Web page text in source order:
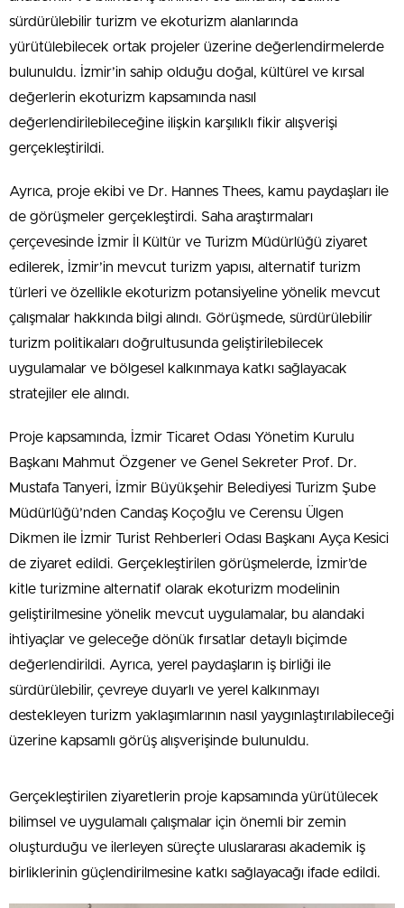
sürdürülebilir turizm ve ekoturizm alanlarında
yürütülebilecek ortak projeler üzerine değerlendirmelerde
bulunuldu. İzmir’in sahip olduğu doğal, kültürel ve kırsal
değerlerin ekoturizm kapsamında nasıl
değerlendirilebileceğine ilişkin karşılıklı fikir alışverişi
gerçekleştirildi.
Ayrıca, proje ekibi ve Dr. Hannes Thees, kamu paydaşları ile
de görüşmeler gerçekleştirdi. Saha araştırmaları
çerçevesinde İzmir İl Kültür ve Turizm Müdürlüğü ziyaret
edilerek, İzmir’in mevcut turizm yapısı, alternatif turizm
türleri ve özellikle ekoturizm potansiyeline yönelik mevcut
çalışmalar hakkında bilgi alındı. Görüşmede, sürdürülebilir
turizm politikaları doğrultusunda geliştirilebilecek
uygulamalar ve bölgesel kalkınmaya katkı sağlayacak
stratejiler ele alındı.
Proje kapsamında, İzmir Ticaret Odası Yönetim Kurulu
Başkanı Mahmut Özgener ve Genel Sekreter Prof. Dr.
Mustafa Tanyeri, İzmir Büyükşehir Belediyesi Turizm Şube
Müdürlüğü’nden Candaş Koçoğlu ve Cerensu Ülgen
Dikmen ile İzmir Turist Rehberleri Odası Başkanı Ayça Kesici
de ziyaret edildi. Gerçekleştirilen görüşmelerde, İzmir’de
kitle turizmine alternatif olarak ekoturizm modelinin
geliştirilmesine yönelik mevcut uygulamalar, bu alandaki
ihtiyaçlar ve geleceğe dönük fırsatlar detaylı biçimde
değerlendirildi. Ayrıca, yerel paydaşların iş birliği ile
sürdürülebilir, çevreye duyarlı ve yerel kalkınmayı
destekleyen turizm yaklaşımlarının nasıl yaygınlaştırılabileceği
üzerine kapsamlı görüş alışverişinde bulunuldu.
Gerçekleştirilen ziyaretlerin proje kapsamında yürütülecek
bilimsel ve uygulamalı çalışmalar için önemli bir zemin
oluşturduğu ve ilerleyen süreçte uluslararası akademik iş
birliklerinin güçlendirilmesine katkı sağlayacağı ifade edildi.